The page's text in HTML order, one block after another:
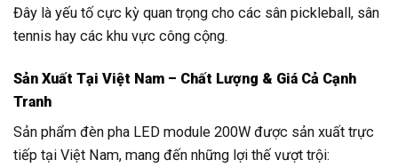
Đây là yếu tố cực kỳ quan trọng cho các sân pickleball, sân
tennis hay các khu vực công cộng.
Sản Xuất Tại Việt Nam – Chất Lượng & Giá Cả Cạnh
Tranh
Sản phẩm đèn pha LED module 200W được sản xuất trực
tiếp tại Việt Nam, mang đến những lợi thế vượt trội: